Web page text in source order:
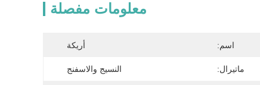
معلومات مفصلة
اسم: أريكة
ماتيرال: النسيج والاسفنج